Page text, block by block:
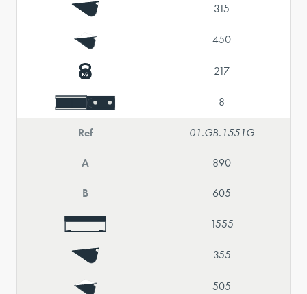
315
450
217
8
Ref 01.GB.1551G
A 890
B 605
1555
355
505